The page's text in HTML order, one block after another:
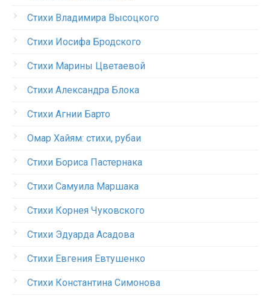
Стихи Владимира Высоцкого
Стихи Иосифа Бродского
Стихи Марины Цветаевой
Стихи Александра Блока
Стихи Агнии Барто
Омар Хайям: стихи, рубаи
Стихи Бориса Пастернака
Стихи Самуила Маршака
Стихи Корнея Чуковского
Стихи Эдуарда Асадова
Стихи Евгения Евтушенко
Стихи Константина Симонова